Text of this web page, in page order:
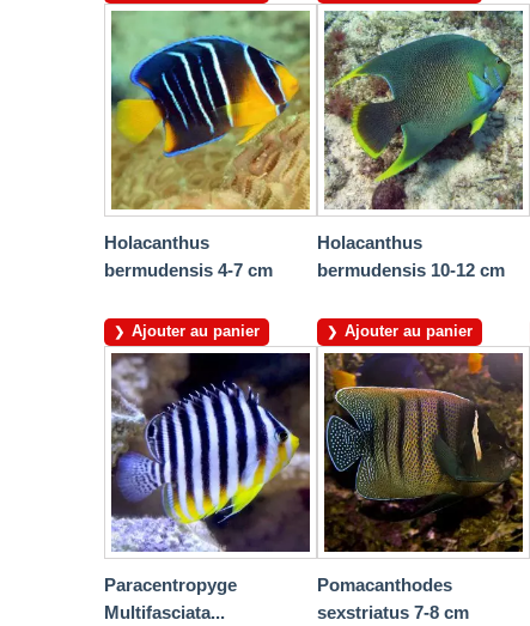
Holacanthus
bermudensis 4-7 cm
Ajouter au panier
Holacanthus
bermudensis 10-12 cm
Ajouter au panier
Paracentropyge
Multifasciata...
Pomacanthodes
sexstriatus 7-8 cm